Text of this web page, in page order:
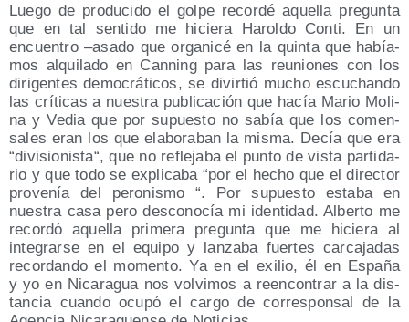
Lue­go de pro­du­ci­do el gol­pe recor­dé aque­lla pre­gun­ta
que en tal sen­ti­do me hicie­ra Harol­do Con­ti. En un
encuen­tro –asa­do que orga­ni­cé en la quin­ta que había­
mos alqui­la­do en Can­ning para las reunio­nes con los
diri­gen­tes demo­crá­ti­cos, se divir­tió mucho escu­chan­do
las crí­ti­cas a nues­tra publi­ca­ción que hacía Mario Moli­
na y Vedia que por supues­to no sabía que los comen­
sa­les eran los que ela­bo­ra­ban la mis­ma. Decía que era
“divi­sio­nis­ta“, que no refle­ja­ba el pun­to de vis­ta par­ti­da­
rio y que todo se expli­ca­ba “por el hecho que el direc­tor
pro­ve­nía del pero­nis­mo “. Por supues­to esta­ba en
nues­tra casa pero des­co­no­cía mi iden­ti­dad. Alber­to me
recor­dó aque­lla pri­me­ra pre­gun­ta que me hicie­ra al
inte­grar­se en el equi­po y lan­za­ba fuer­tes car­ca­ja­das
recor­dan­do el momen­to. Ya en el exi­lio, él en Espa­ña
y yo en Nica­ra­gua nos vol­vi­mos a reen­con­trar a la dis­
tan­cia cuan­do ocu­pó el car­go de corres­pon­sal de la